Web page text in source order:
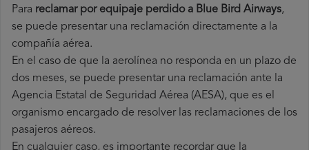
Para reclamar por equipaje perdido a Blue Bird Airways,
se puede presentar una reclamación directamente a la
compañía aérea.
En el caso de que la aerolínea no responda en un plazo de
dos meses, se puede presentar una reclamación ante la
Agencia Estatal de Seguridad Aérea (AESA), que es el
organismo encargado de resolver las reclamaciones de los
pasajeros aéreos.
En cualquier caso, es importante recordar que la